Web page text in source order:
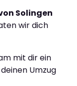
Solingen
wir dich
mit dir ein
Umzug